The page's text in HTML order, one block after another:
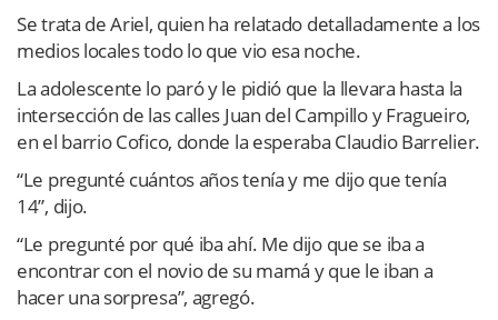
Se trata de Ariel, quien ha relatado detalladamente a los
medios locales todo lo que vio esa noche.
La adolescente lo paró y le pidió que la llevara hasta la
intersección de las calles Juan del Campillo y Fragueiro,
en el barrio Cofico, donde la esperaba Claudio Barrelier.
“Le pregunté cuántos años tenía y me dijo que tenía
14”, dijo.
“Le pregunté por qué iba ahí. Me dijo que se iba a
encontrar con el novio de su mamá y que le iban a
hacer una sorpresa”, agregó.